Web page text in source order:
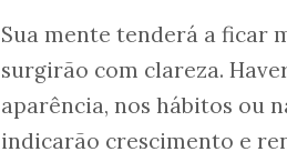
Sua mente tenderá a ficar
surgirão com clareza.
aparência, nos hábitos ou
indicarão crescimento e